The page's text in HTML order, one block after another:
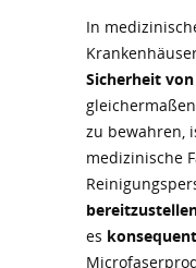
In
Sicherheit
zu bewahren,
medizinische
es